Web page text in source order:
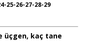
25-26-27-28-29
üçgen, kaç tane